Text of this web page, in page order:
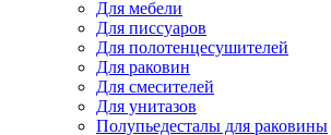
Для мебели
Для писсуаров
Для полотенцесушителей
Для раковин
Для смесителей
Для унитазов
Полупьедесталы для раковины